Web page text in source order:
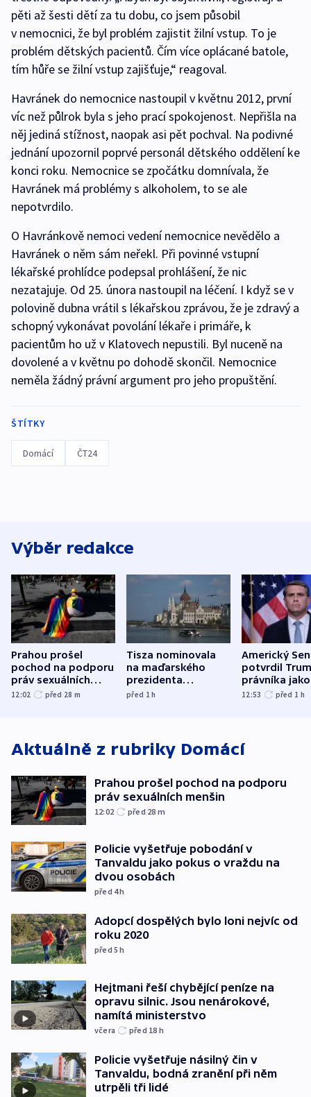
pěti až šesti dětí za tu dobu, co jsem působil
v nemocnici, že byl problém zajistit žilní vstup. To je
problém dětských pacientů. Čím více oplácané batole,
tím hůře se žilní vstup zajišťuje,“ reagoval.
Havránek do nemocnice nastoupil v květnu 2012, první
víc než půlrok byla s jeho prací spokojenost. Nepřišla na
něj jediná stížnost, naopak asi pět pochval. Na podivné
jednání upozornil poprvé personál dětského oddělení ke
konci roku. Nemocnice se zpočátku domnívala, že
Havránek má problémy s alkoholem, to se ale
nepotvrdilo.
O Havránkově nemoci vedení nemocnice nevědělo a
Havránek o něm sám neřekl. Při povinné vstupní
lékařské prohlídce podepsal prohlášení, že nic
nezatajuje. Od 25. února nastoupil na léčení. I když se v
polovině dubna vrátil s lékařskou zprávou, že je zdravý a
schopný vykonávat povolání lékaře i primáře, k
pacientům ho už v Klatovech nepustili. Byl nuceně na
dovolené a v květnu po dohodě skončil. Nemocnice
neměla žádný právní argument pro jeho propuštění.
ŠTÍTKY
Domácí ČT24
Výběr redakce
Prahou prošel
pochod na podporu
práv sexuálních
menšin
12:02 před 28 m
Tisza nominovala
na maďarského
prezidenta
bývalého šéfa
před 1h
Americký
potvrdil
právníka jako
ministra
12:53 před 1 h
Aktuálně z rubriky Domácí
Prahou prošel pochod na podporu
práv sexuálních menšin
12:02 před 28 m
Policie vyšetřuje pobodání v
Tanvaldu jako pokus o vraždu na
dvou osobách
před 4h
Adopcí dospělých bylo loni nejvíc od
roku 2020
před 5h
Hejtmani řeší chybějící peníze na
opravu silnic. Jsou nenárokové,
namítá ministerstvo
včera před 18 h
Policie vyšetřuje násilný čin v
Tanvaldu, bodná zranění při něm
utrpěli tři lidé